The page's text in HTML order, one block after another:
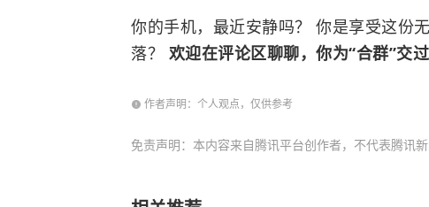
你的手机，最近安静吗？ 你是享受这份
落？ 欢迎在评论区聊聊，你为“合群”交
作者声明：个人观点，仅供参考
免责声明：本内容来自腾讯平台创作者，不代表腾讯